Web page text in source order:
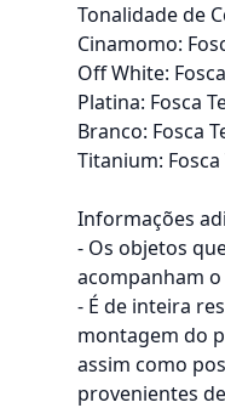
Tonalidade de
Cinamomo:
Off White:
Platina: Fosca
Branco: Fosca
Titanium:
Informações
- Os objetos
acompanham
- É de inteira
montagem do
assim como
provenientes